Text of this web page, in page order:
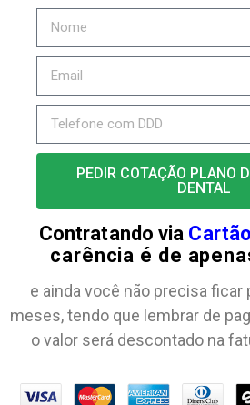
PEDIR COTAÇÃO PLANO
DENTAL
Contratando via
carência é de
e ainda você não precisa
meses, tendo que lembrar de
o valor será descontado na